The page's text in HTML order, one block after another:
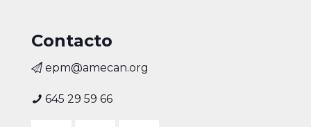
Contacto
epm@amecan.org
645 29 59 66